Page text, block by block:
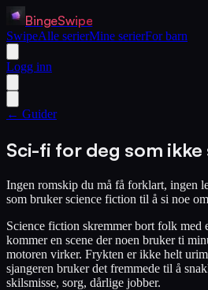
BingeSwipe
SwipeAlle serierMine serierFor barn
Logg inn
← Guider
Sci-fi for deg som ikke
Ingen romskip du må få forklart, ingen
som bruker science fiction til å si noe
Science fiction skremmer bort folk med
kommer en scene der noen bruker ti
motoren virker. Frykten er ikke helt
sjangeren bruker det fremmede til å
skilsmisse, sorg, dårlige jobber.